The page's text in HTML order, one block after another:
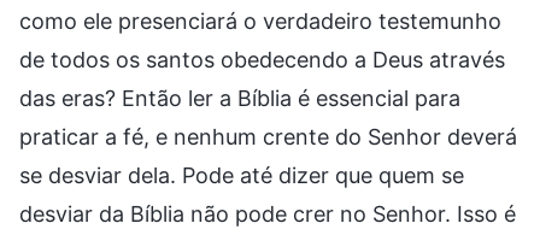
como ele presenciará o verdadeiro testemunho
de todos os santos obedecendo a Deus através
das eras? Então ler a Bíblia é essencial para
praticar a fé, e nenhum crente do Senhor deverá
se desviar dela. Pode até dizer que quem se
desviar da Bíblia não pode crer no Senhor. Isso é